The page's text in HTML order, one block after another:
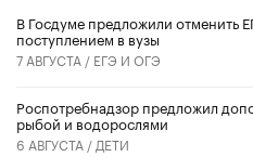
В Госдуме предложили отменить
поступлением в вузы
7 АВГУСТА / ЕГЭ И ОГЭ
Роспотребнадзор предложил
рыбой и водорослями
6 АВГУСТА / ДЕТИ